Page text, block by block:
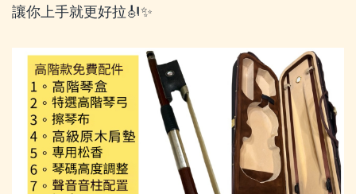
讓你上手就更好拉🎻✨